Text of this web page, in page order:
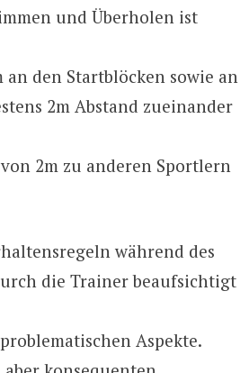
und Überholen ist
den Startblöcken sowie an
2m Abstand zueinander
2m zu anderen Sportlern
während des
die Trainer beaufsichtigt
Aspekte.